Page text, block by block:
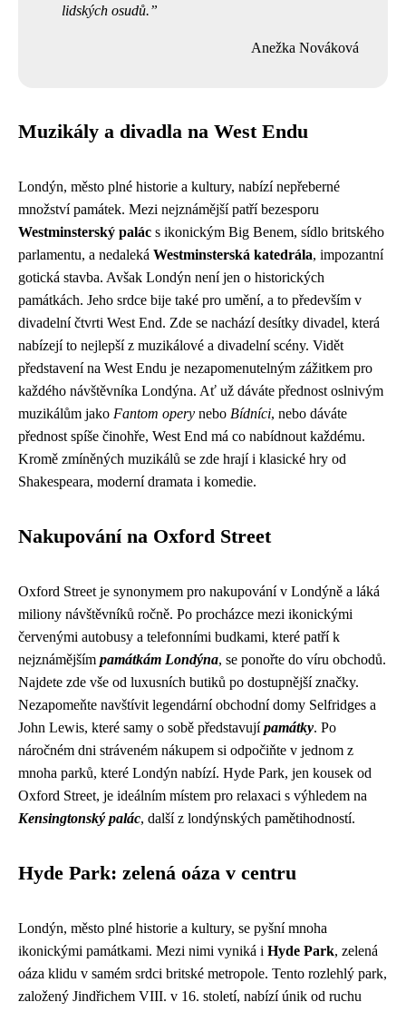
lidských osudů.
Anežka Nováková
Muzikály a divadla na West Endu
Londýn, město plné historie a kultury, nabízí nepřeberné
množství památek. Mezi nejznámější patří bezesporu
Westminsterský palác s ikonickým Big Benem, sídlo britského
parlamentu, a nedaleká Westminsterská katedrála, impozantní
gotická stavba. Avšak Londýn není jen o historických
památkách. Jeho srdce bije také pro umění, a to především v
divadelní čtvrti West End. Zde se nachází desítky divadel, která
nabízejí to nejlepší z muzikálové a divadelní scény. Vidět
představení na West Endu je nezapomenutelným zážitkem pro
každého návštěvníka Londýna. Ať už dáváte přednost oslnivým
muzikálům jako Fantom opery nebo Bídníci, nebo dáváte
přednost spíše činohře, West End má co nabídnout každému.
Kromě zmíněných muzikálů se zde hrají i klasické hry od
Shakespeara, moderní dramata i komedie.
Nakupování na Oxford Street
Oxford Street je synonymem pro nakupování v Londýně a láká
miliony návštěvníků ročně. Po procházce mezi ikonickými
červenými autobusy a telefonními budkami, které patří k
nejznámějším památkám Londýna, se ponořte do víru obchodů.
Najdete zde vše od luxusních butiků po dostupnější značky.
Nezapomeňte navštívit legendární obchodní domy Selfridges a
John Lewis, které samy o sobě představujípamátky. Po
náročném dni stráveném nákupem si odpočiňte v jednom z
mnoha parků, které Londýn nabízí. Hyde Park, jen kousek od
Oxford Street, je ideálním místem pro relaxaci s výhledem na
Kensingtonský palác, další z londýnských pamětihodností.
Hyde Park: zelená oáza v centru
Londýn, město plné historie a kultury, se pyšní mnoha
ikonickými památkami. Mezi nimi vyniká i Hyde Park, zelená
oáza klidu v samém srdci britské metropole. Tento rozlehlý park,
založený Jindřichem VIII. v 16. století, nabízí únik od ruchu